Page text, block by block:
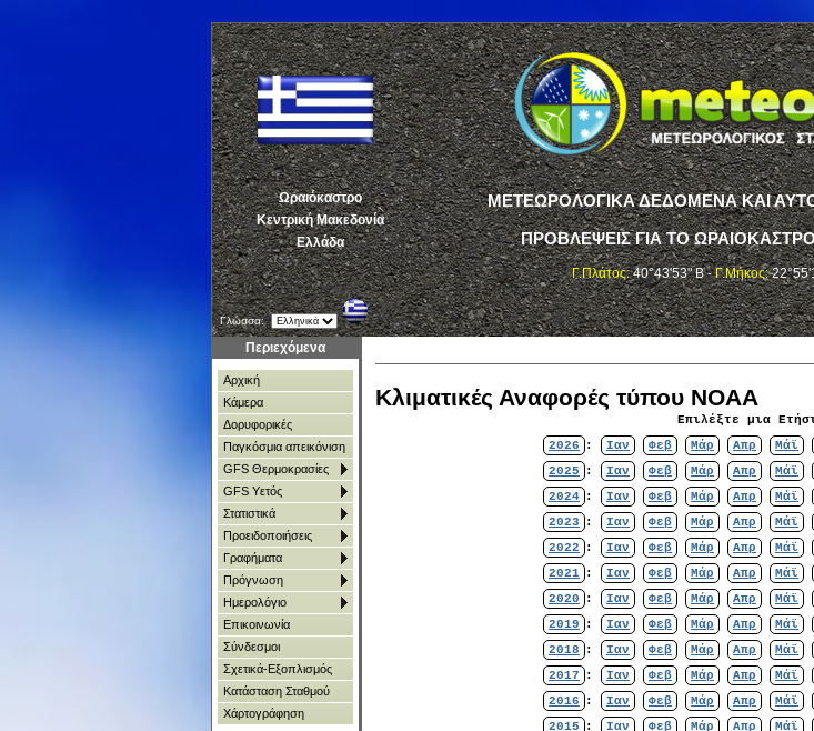
Ωραιόκαστρο
Κεντρική Μακεδονία
Ελλάδα
ΜΕΤΕΩΡΟΛΟΓΙΚΑ ΔΕΔΟΜΕΝΑ ΚΑΙ
ΠΡΟΒΛΕΨΕΙΣ ΓΙΑ ΤΟ
Γ.Πλάτος:40°43'53" Β - Γ.Μήκος:
Γλώσσα:
Περιεχόμενα
Αρχική
Κάμερα
Δορυφορικές
Παγκόσμια απεικόνιση
GFS Θερμοκρασίες
GFS Υετός
Στατιστικά
Προειδοποιήσεις
Γραφήματα
Πρόγνωση
Ημερολόγιο
Επικοινωνία
Σύνδεσμοι
Σχετικά-Εξοπλισμός
Κατάσταση Σταθμού
Χάρτoγράφηση
Κλιματικές Αναφορές τύπου NOAA
Επιλέξτε μια
2026
: Ιαν Φεβ Μάρ Απρ Μάϊ
2025
: Ιαν Φεβ Μάρ Απρ Μάϊ
2024 : Ιαν Φεβ Μάρ Απρ Μάϊ
2023
: Ιαν Φεβ Μάρ Απρ Μάϊ
2022
: Ιαν Φεβ Μάρ Απρ Μάϊ
2021 : Ιαν Φεβ Μάρ Απρ Μάϊ
2020
: Ιαν Φεβ Μάρ Απρ Μάϊ
2019
: Ιαν Φεβ Μάρ Απρ Μάϊ
2018
: Ιαν Φεβ Μάρ Απρ Μάϊ
2017
: Ιαν Φεβ Μάρ Απρ Μάϊ
2016
: Ιαν Φεβ Μάρ Απρ Μάϊ
2015
: Ιαν Φεβ Μάρ Απρ Μάϊ